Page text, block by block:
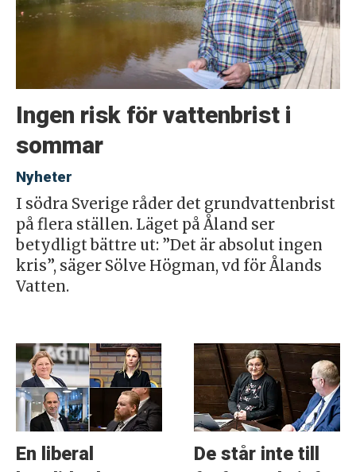
Ingen risk för vattenbrist i
sommar
Nyheter
I södra Sverige råder det grundvattenbrist
på flera ställen. Läget på Åland ser
betydligt bättre ut: ”Det är absolut ingen
kris”, säger Sölve Högman, vd för Ålands
Vatten.
En liberal
De står inte till